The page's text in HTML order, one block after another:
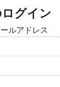
グイン
ルアドレス